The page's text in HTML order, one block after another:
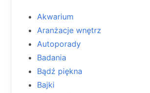
Akwarium
Aranżacje wnętrz
Autoporady
Badania
Bądź piękna
Bajki